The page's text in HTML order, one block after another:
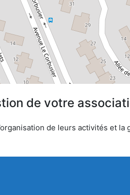
de votre
de leurs activités